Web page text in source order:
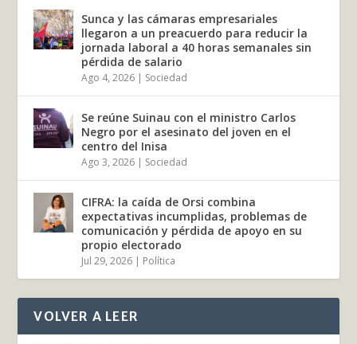
Sunca y las cámaras empresariales
llegaron a un preacuerdo para reducir la
jornada laboral a 40 horas semanales sin
pérdida de salario
Ago 4, 2026 | Sociedad
Se reúne Suinau con el ministro Carlos
Negro por el asesinato del joven en el
centro del Inisa
Ago 3, 2026 | Sociedad
CIFRA: la caída de Orsi combina
expectativas incumplidas, problemas de
comunicación y pérdida de apoyo en su
propio electorado
Jul 29, 2026 | Política
VOLVER A LEER